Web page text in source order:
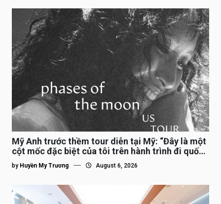
Mỹ Anh trước thềm tour diễn tại Mỹ: “Đây là một
cột mốc đặc biệt của tôi trên hành trình đi quốc
tế”
by Huyền My Trương August 6, 2026